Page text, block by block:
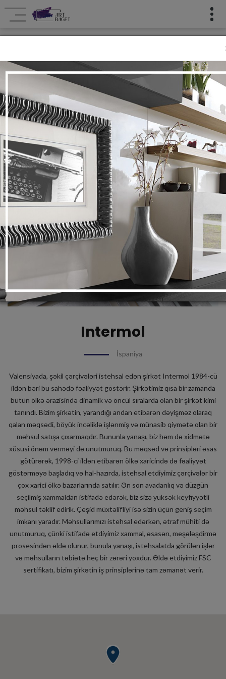
Təchizatçılar
Ana səhifə Təchizatçılar Intermol
Intermol
İspaniya
Valensiyada, şəkil çərçivələri istehsal edən şirkət Intermol 1984-cü
ildən bəri bu sahədə fəaliyyət göstərir. Şirkətimiz qısa bir zamanda
bütün ölkə ərazisində dinamik və öncül sıralarda olan bir şirkət kimi
tanındı. Bizim şirkətin, yarandığı andan etibarən dəyişməz olaraq
qalan məqsədi, böyük incəliklə işlənmiş və münasib qiymətə olan bir
məhsul satışa çıxarmaqdır. Bununla yanaşı, biz həm də xidmətə
xüsusi önəm verməyi də unutmuruq. Bu məqsəd və prinsipləri əsas
götürərək, 1998-ci ildən etibarən ölkə xaricində də fəaliyyət
göstərməyə başladıq və hal-hazırda, istehsal etdiyimiz çərçivələr bir
çox xarici ölkə bazarlarında satılır. Ən son avadanlıq və düzgün
seçilmiş xammaldan istifadə edərək, biz sizə yüksək keyfiyyətli
məhsul təklif edirik. Çeşid müxtəlifliyi isə sizin üçün geniş seçim
imkanı yaradır. Məhsullarımızı istehsal edərkən, ətraf mühiti də
unutmuruq, çünki istifadə etdiyimiz xammal, əsasən, meşələşdirmə
prosesindən əldə olunur, bunula yanaşı, istehsalatda görülən işlər
və məhsulların təbiətə heç bir zərəri yoxdur. Əldə etdiyimiz FSC
sertifikatı, bizim şirkətin iş prinsiplərinə tam zəmanət verir.